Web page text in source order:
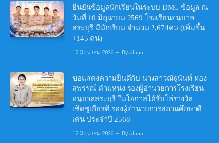
ยืนยันข้อมูลนักเรียนในระบบ DMC ข้อมูล ณ
วันที่ 10 มิถุนายน 2569 โรงเรียนอนุบาล
สระบุรี มีนักเรียน จำนวน 2,674คน (เพิ่มขึ้น
+145 คน)
12 มิถุนายน 2026 By admin
ขอแสดงความยินดีกับ นางสาวณัฐนันท์ ทอง
สุพรรณ์ ตำแหน่ง รองผู้อำนวยการโรงเรียน
อนุบาลสระบุรี ในโอกาสได้รับโล่รางวัล
เชิดชูเกียรติ รองผู้อำนวยการสถานศึกษาดี
เด่น ประจำปี 2568
12 มิถุนายน 2026 By admin